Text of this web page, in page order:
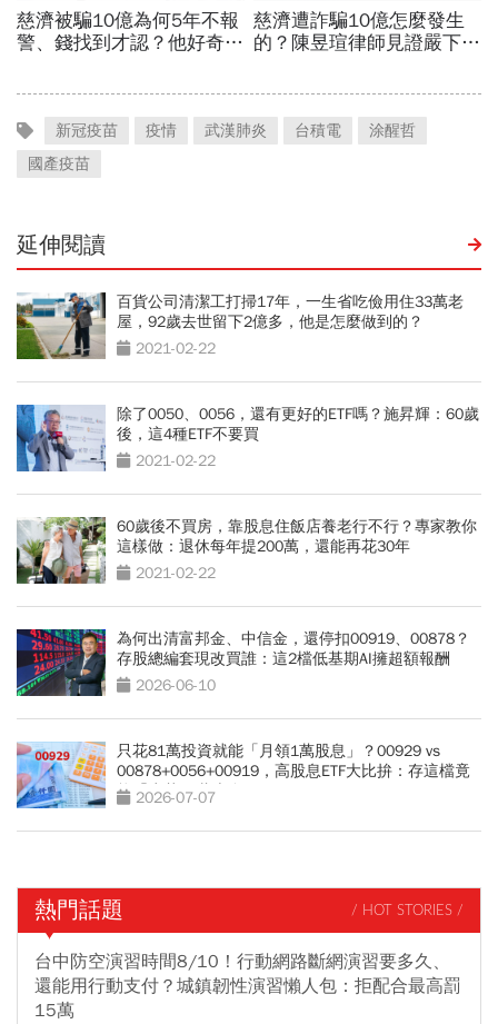
新冠疫苗 疫情 武漢肺炎 台積電
涂醒哲
國產疫苗
延伸閱讀
百貨公司清潔工打掃17年，一生省吃儉用住33萬老
屋，92歲去世留下2億多，他是怎麼做到的？
2021-02-22
除了0050、0056，還有更好的ETF嗎？施昇輝：60歲
後，這4種ETF不要買
2021-02-22
60歲後不買房，靠股息住飯店養老行不行？專家教你
這樣做：退休每年提200萬，還能再花30年
2021-02-22
為何出清富邦金、中信金，還停扣00919、00878？
存股總編套現改買誰：這2檔低基期AI擁超額報酬
2026-06-10
只花81萬投資就能「月領1萬股息」？00929 vs
00878+0056+00919，高股息ETF大比拚：存這檔竟
能「少花30萬本金」
2026-07-07
熱門話題 / HOT STORIES /
台中防空演習時間8/10！行動網路斷網演習要多久、
還能用行動支付？城鎮韌性演習懶人包：拒配合最高罰
15萬